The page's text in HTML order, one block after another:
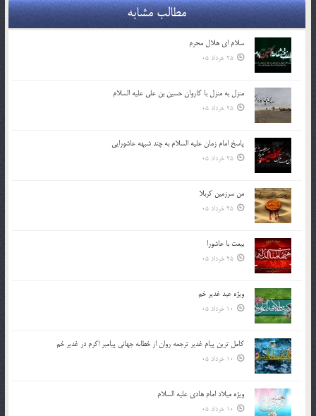
مطالب مشابه
سلام ای هلال محرم
25 خرداد 05
منزل به منزل با کاروان حسین بن علی علیه السلام
25 خرداد 05
پاسخ امام زمان علیه السلام به چند شبهه عاشورایی
25 خرداد 05
من سرزمین کربلا
25 خرداد 05
بیعت با عاشورا
25 خرداد 05
ویژه عید غدیر خم
10 خرداد 05
کامل ترین پیام غدیر ترجمه روان از خطابه جهانی پیامبر اکرم در غدیر خم
10 خرداد 05
ویژه میلاد امام هادی علیه السلام
10 خرداد 05